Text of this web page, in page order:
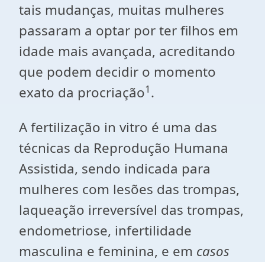
tais mudanças, muitas mulheres
passaram a optar por ter filhos em
idade mais avançada, acreditando
que podem decidir o momento
exato da procriação1 .
A fertilização in vitro é uma das
técnicas da Reprodução Humana
Assistida, sendo indicada para
mulheres com lesões das trompas,
laqueação irreversível das trompas,
endometriose, infertilidade
masculina e feminina, e em casos